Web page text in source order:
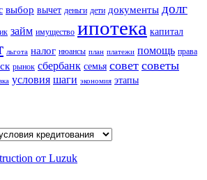
выбор вычет деньги дети документы долг
займ имущество ипотека капитал
льгота налог нюансы план платежи помощь права
рынок сбербанк семья совет советы
условия шаги экономия этапы
от Luzuk